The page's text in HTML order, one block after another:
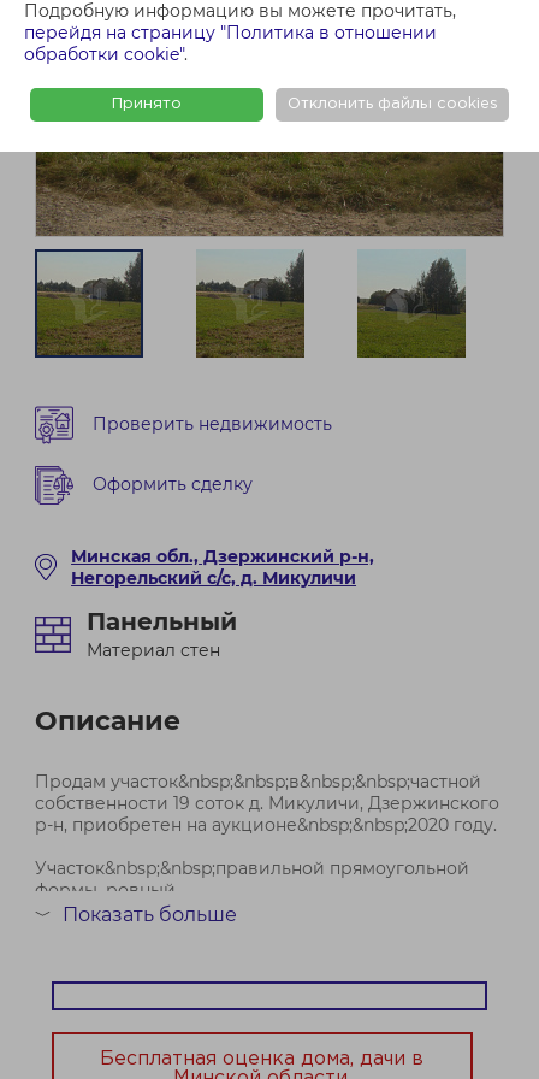
Подробную информацию вы можете прочитать,
перейдя на страницу "Политика в отношении
обработки cookie".
Принято Отклонить файлы cookies
Проверить недвижимость
Оформить сделку
Минская обл., Дзержинский р-н,
Негорельский с/с, д. Микуличи
Панельный
Материал стен
Описание
Продам участок&nbsp;&nbsp;в&nbsp;&nbsp;частной
собственности 19 соток д. Микуличи, Дзержинского
р-н, приобретен на аукционе&nbsp;&nbsp;2020 году.
Участок&nbsp;&nbsp;правильной прямоугольной
формы, ровный,
﹀ Показать больше
Бесплатная оценка дома, дачи в